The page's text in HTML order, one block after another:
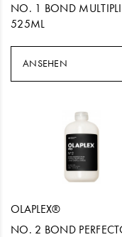
NO. 1 BOND
525ML
ANSEHEN
OLAPLEX®
NO. 2 BOND